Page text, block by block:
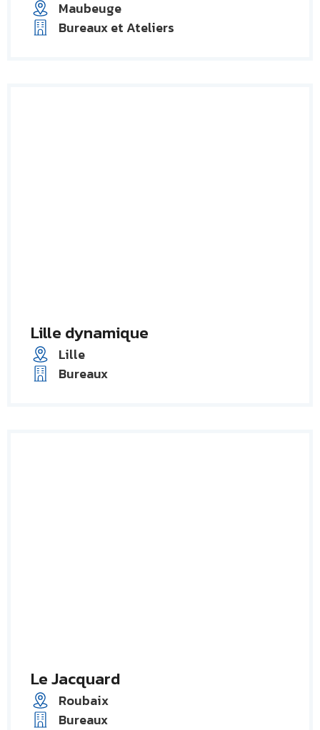
Maubeuge
Bureaux et Ateliers
Lille dynamique
Lille
Bureaux
Le Jacquard
Roubaix
Bureaux